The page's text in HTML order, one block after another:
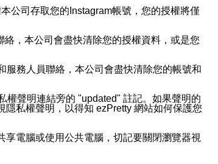
公司存取您的Instagram帳號，您的授權將僅
，本公司會盡快清除您的授權資料，或是您
服務人員聯絡，本公司會盡快清除您的帳號和
權聲明連結旁的 "updated" 註記。如果聲明的
私權聲明，以得知 ezPretty 網站如何保護您
電腦或使用公共電腦，切記要關閉瀏覽器視